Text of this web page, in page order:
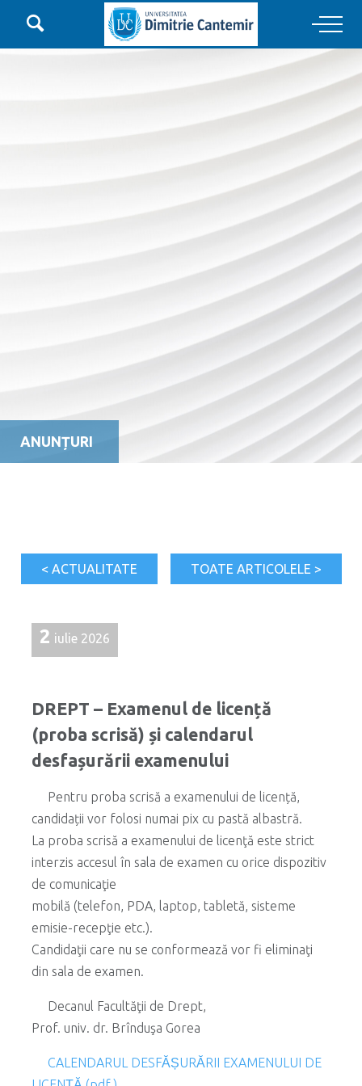

Main Navigation
ANUNȚURI
< ACTUALITATE TOATE ARTICOLELE >
2 iulie 2026
DREPT – Examenul de licență
(proba scrisă) și calendarul
desfașurării examenului
Pentru proba scrisă a examenului de licență,
candidații vor folosi numai pix cu pastă albastră.
La proba scrisă a examenului de licenţă este strict
interzis accesul în sala de examen cu orice dispozitiv
de comunicaţie
mobilă (telefon, PDA, laptop, tabletă, sisteme
emisie-recepţie etc.).
Candidaţii care nu se conformează vor fi eliminaţi
din sala de examen.
Decanul Facultăţii de Drept,
Prof. univ. dr. Brînduşa Gorea
CALENDARUL DESFĂȘURĂRII EXAMENULUI DE